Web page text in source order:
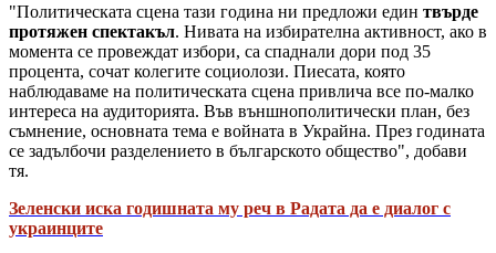
"Политическата сцена тази година ни предложи един твърде
протяжен спектакъл. Нивата на избирателна активност, ако в
момента се провеждат избори, са спаднали дори под 35
процента, сочат колегите социолози. Пиесата, която
наблюдаваме на политическата сцена привлича все по-малко
интереса на аудиторията. Във външнополитически план, без
съмнение, основната тема е войната в Украйна. През годината
се задълбочи разделението в българското общество", добави
тя.
Зеленски иска годишната му реч в Радата да е диалог с
украинците